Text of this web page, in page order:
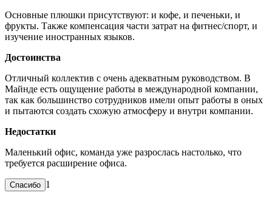
Основные плюшки присутствуют: и кофе, и печеньки, и
фрукты. Также компенсация части затрат на фитнес/спорт, и
изучение иностранных языков.
Достоинства
Отличный коллектив с очень адекватным руководством. В
Майнде есть ощущение работы в международной компании,
так как большинство сотрудников имели опыт работы в оных
и пытаются создать схожую атмосферу и внутри компании.
Недостатки
Маленький офис, команда уже разрослась настолько, что
требуется расширение офиса.
1